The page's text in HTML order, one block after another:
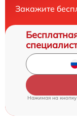
Закажите
Нажимая на